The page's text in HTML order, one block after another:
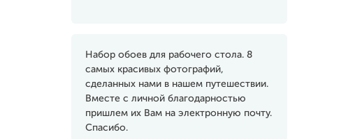
Набор обоев для рабочего стола. 8
самых красивых фотографий,
сделанных нами в нашем путешествии.
Вместе с личной благодарностью
пришлем их Вам на электронную почту.
Спасибо.